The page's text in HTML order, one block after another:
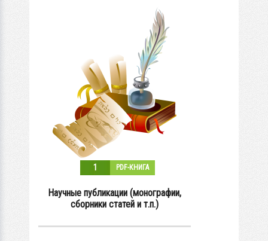
1 PDF-КНИГА
Научные публикации (монографии,
сборники статей и т.п.)